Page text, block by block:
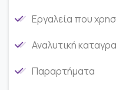
Εργαλεία που
Αναλυτική
Παραρτήματα